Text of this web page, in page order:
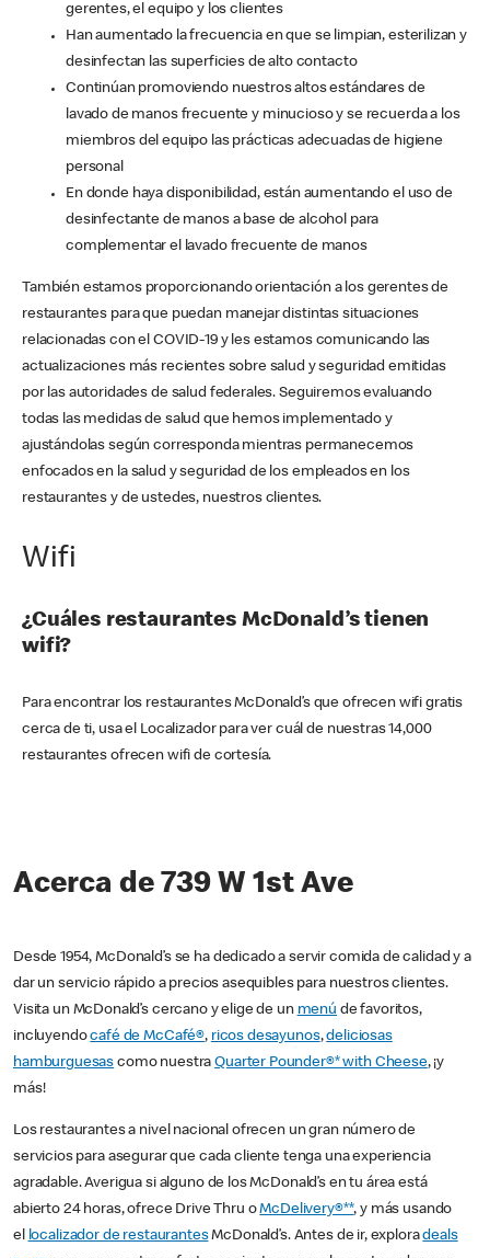
gerentes, el equipo y los clientes
Han aumentado la frecuencia en que se limpian, esterilizan y
desinfectan las superficies de alto contacto
Continúan promoviendo nuestros altos estándares de
lavado de manos frecuente y minucioso y se recuerda a los
miembros del equipo las prácticas adecuadas de higiene
personal
En donde haya disponibilidad, están aumentando el uso de
desinfectante de manos a base de alcohol para
complementar el lavado frecuente de manos
También estamos proporcionando orientación a los gerentes de
restaurantes para que puedan manejar distintas situaciones
relacionadas con el COVID-19 y les estamos comunicando las
actualizaciones más recientes sobre salud y seguridad emitidas
por las autoridades de salud federales. Seguiremos evaluando
todas las medidas de salud que hemos implementado y
ajustándolas según corresponda mientras permanecemos
enfocados en la salud y seguridad de los empleados en los
restaurantes y de ustedes, nuestros clientes.
Wifi
¿Cuáles restaurantes McDonald’s tienen
wifi?
Para encontrar los restaurantes McDonald’s que ofrecen wifi gratis
cerca de ti, usa el Localizador para ver cuál de nuestras 14,000
restaurantes ofrecen wifi de cortesía.
Acerca de 739 W 1st Ave
Desde 1954, McDonald’s se ha dedicado a servir comida de calidad y a
dar un servicio rápido a precios asequibles para nuestros clientes.
Visita un McDonald’s cercano y elige de un menú de favoritos,
incluyendocafé de McCafé®, ricos desayunos,deliciosas
hamburguesas como nuestraQuarter Pounder®* with Cheese, ¡y
más!
Los restaurantes a nivel nacional ofrecen un gran número de
servicios para asegurar que cada cliente tenga una experiencia
agradable. Averigua si alguno de los McDonald’s en tu área está
abierto 24 horas, ofrece Drive Thru oMcDelivery®**, y más usando
el localizador de restaurantesMcDonald’s. Antes de ir, exploradeals